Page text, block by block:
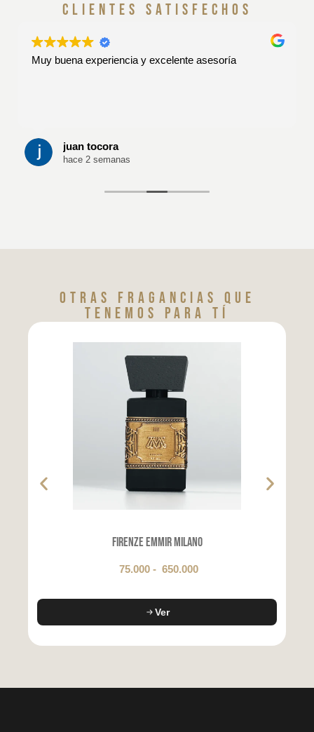
clientes satisfechos
Muy buena experiencia y excelente asesoría
juan tocora
hace 2 semanas
Otras fragancias que
tenemos para tí
Firenze Emmir Milano
75.000 - 650.000
Ver